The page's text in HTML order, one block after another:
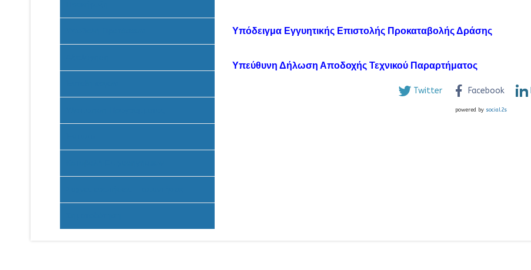
Υπόδειγμα Εγγυητικής Επιστολής Προκαταβολής Δράσης
Υπεύθυνη Δήλωση Αποδοχής Τεχνικού Παραρτήματος
Twitter Facebook
powered by social2s